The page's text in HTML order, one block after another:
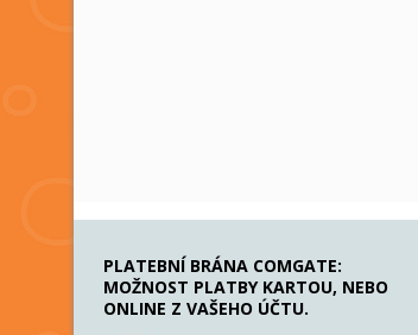
PLATEBNÍ BRÁNA COMGATE:
MOŽNOST PLATBY KARTOU, NEBO
ONLINE Z VAŠEHO ÚČTU.